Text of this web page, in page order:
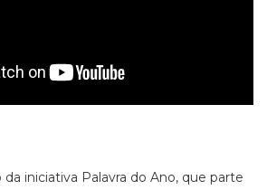
da iniciativa Palavra do Ano, que parte